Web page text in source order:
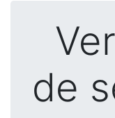
de